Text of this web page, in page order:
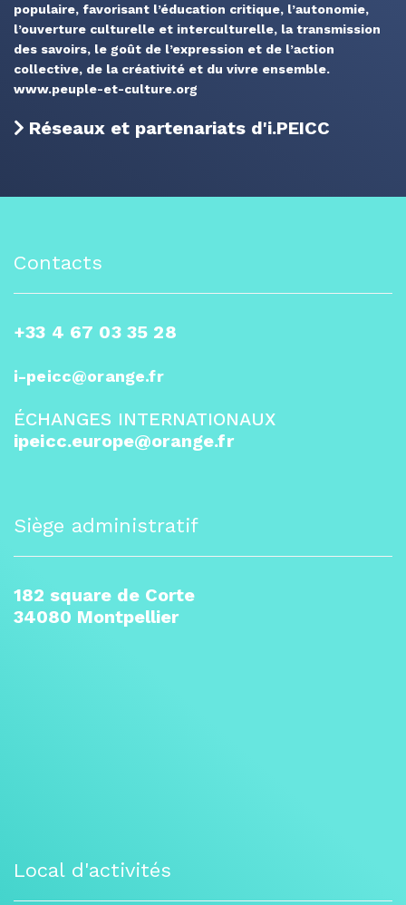
populaire, favorisant l’éducation critique, l’autonomie,
l’ouverture culturelle et interculturelle, la transmission
des savoirs, le goût de l’expression et de l’action
collective, de la créativité et du vivre ensemble.
www.peuple-et-culture.org
Réseaux et partenariats d'i.PEICC
Contacts
+33 4 67 03 35 28
i-peicc@orange.fr
ÉCHANGES INTERNATIONAUX
ipeicc.europe@orange.fr
Siège administratif
182 square de Corte
34080 Montpellier
Local d'activités